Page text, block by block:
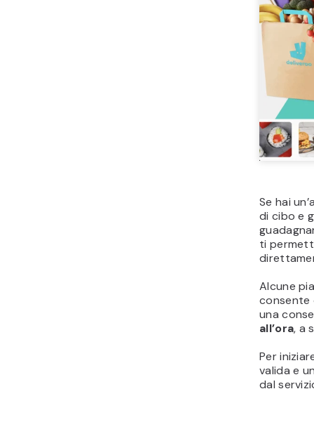
Se hai
di cibo e
ti
Alcune
consente
una
all’ora, a
Per
valida e
dal